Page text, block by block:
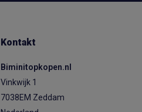
Kontakt
Biminitopkopen.nl
Vinkwijk 1
7038EM Zeddam